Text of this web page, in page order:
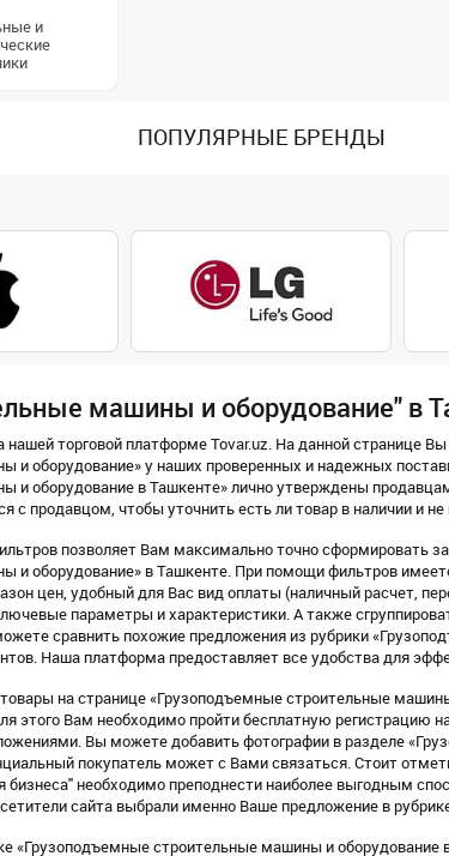
и
ПОПУЛЯРНЫЕ БРЕНДЫ
машины и оборудование" в
нашей торговой платформе Tovar.uz. На данной странице
и оборудование» у наших проверенных и надежных
и оборудование в Ташкенте» лично утверждены
с продавцом, чтобы уточнить есть ли товар в наличии и
позволяет Вам максимально точно сформировать
и оборудование» в Ташкенте. При помощи фильтров
цен, удобный для Вас вид оплаты (наличный расчет,
параметры и характеристики. А также
сравнить похожие предложения из рубрики
Наша платформа предоставляет все удобства для
на странице «Грузоподъемные строительные
этого Вам необходимо пройти бесплатную регистрацию
Вы можете добавить фотографии в разделе
покупатель может с Вами связаться. Стоит
необходимо преподнести наиболее выгодным
сайта выбрали именно Ваше предложение в
«Грузоподъемные строительные машины и оборудование